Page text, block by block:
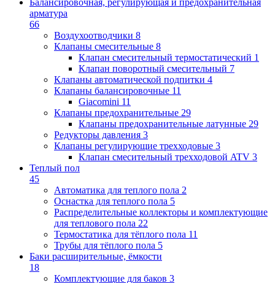
арматура
66
Воздухоотводчики 8
Клапаны cмесительные 8
Клапан cмесительный термостатический 1
Клапан поворотный cмесительный 7
Клапаны автоматической подпитки 4
Клапаны балансировочные 11
Giacomini 11
Клапаны предохранительные 29
Клапаны предохранительные латунные 29
Редукторы давления 3
Клапаны регулирующие трехходовые 3
Клапан смесительный трехходовой ATV 3
Теплый пол
45
Автоматика для теплого пола 2
Оснастка для теплого пола 5
Распределительные коллекторы и комплектующие
для теплового пола 22
Термостатика для тёплого пола 11
Трубы для тёплого пола 5
Баки расширительные, ёмкости
18
Комплектующие для баков 3